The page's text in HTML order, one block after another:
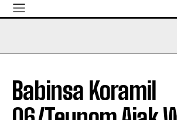
Babinsa Koramil